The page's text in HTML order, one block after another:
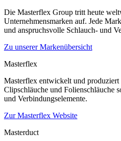
Die Masterflex Group tritt heute
Unternehmensmarken auf. Jede
und anspruchsvolle Schlauch- und
Zu unserer Markenübersicht
Masterflex
Masterflex entwickelt und produziert
Clipschläuche und Folienschläuche
und Verbindungselemente.
Zur Masterflex Website
Masterduct